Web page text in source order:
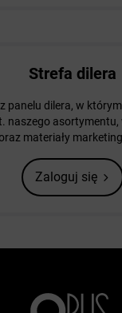
Strefa dilera
panelu dilera, w
naszego
materiały
Zaloguj się